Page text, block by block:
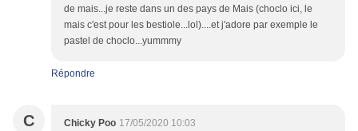
de mais...je reste dans un des pays de Mais (choclo ici, le
mais c'est pour les bestiole...lol)....et j'adore par exemple le
pastel de choclo...yummmy
Répondre
C Chicky Poo 17/05/2020 10:03